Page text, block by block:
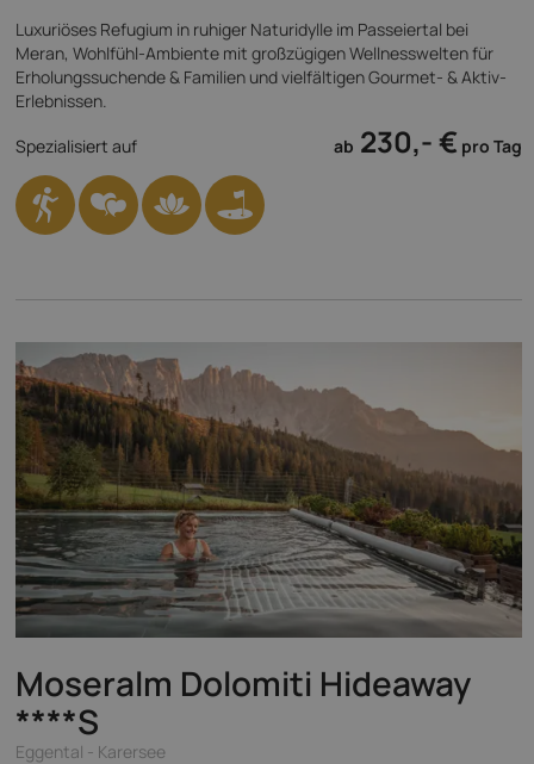
Luxuriöses Refugium in ruhiger Naturidylle im Passeiertal bei
Meran, Wohlfühl-Ambiente mit großzügigen Wellnesswelten für
Erholungssuchende & Familien und vielfältigen Gourmet- & Aktiv-
Erlebnissen.
Spezialisiert auf
ab 230,- € pro Tag
Moseralm Dolomiti Hideaway
****S
Eggental - Karersee